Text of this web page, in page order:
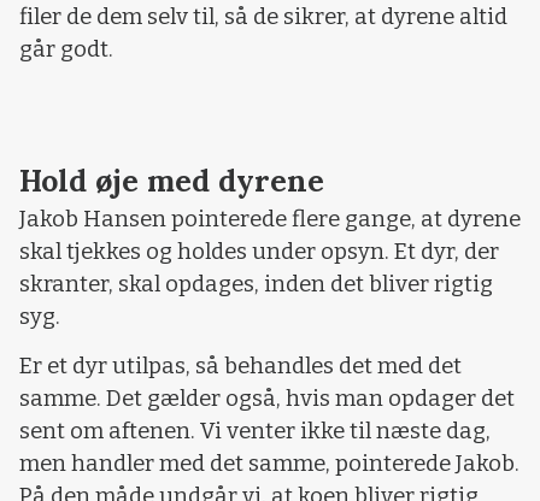
filer de dem selv til, så de sikrer, at dyrene altid
går godt.
Hold øje med dyrene
Jakob Hansen pointerede flere gange, at dyrene
skal tjekkes og holdes under opsyn. Et dyr, der
skranter, skal opdages, inden det bliver rigtig
syg.
Er et dyr utilpas, så behandles det med det
samme. Det gælder også, hvis man opdager det
sent om aftenen. Vi venter ikke til næste dag,
men handler med det samme, pointerede Jakob.